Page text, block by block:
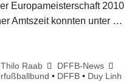
Europameisterschaft 2010
Amtszeit konnten unter …
Raab
DFFB-News
• DFFB • Duy Linh